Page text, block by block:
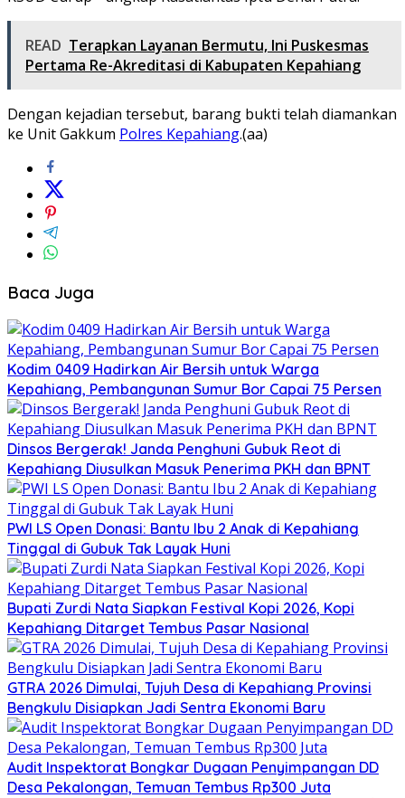
READ Terapkan Layanan Bermutu, Ini Puskesmas
Pertama Re-Akreditasi di Kabupaten Kepahiang
Dengan kejadian tersebut, barang bukti telah diamankan
ke Unit Gakkum Polres Kepahiang.(aa)
Baca Juga
Kodim 0409 Hadirkan Air Bersih untuk Warga
Kepahiang, Pembangunan Sumur Bor Capai 75 Persen
Dinsos Bergerak! Janda Penghuni Gubuk Reot di
Kepahiang Diusulkan Masuk Penerima PKH dan BPNT
PWI LS Open Donasi: Bantu Ibu 2 Anak di Kepahiang
Tinggal di Gubuk Tak Layak Huni
Bupati Zurdi Nata Siapkan Festival Kopi 2026, Kopi
Kepahiang Ditarget Tembus Pasar Nasional
GTRA 2026 Dimulai, Tujuh Desa di Kepahiang Provinsi
Bengkulu Disiapkan Jadi Sentra Ekonomi Baru
Audit Inspektorat Bongkar Dugaan Penyimpangan DD
Desa Pekalongan, Temuan Tembus Rp300 Juta